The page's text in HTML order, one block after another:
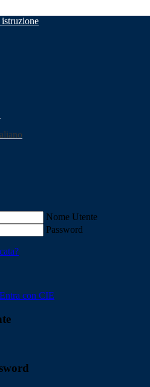
Nome Utente
Password
Entra con CIE